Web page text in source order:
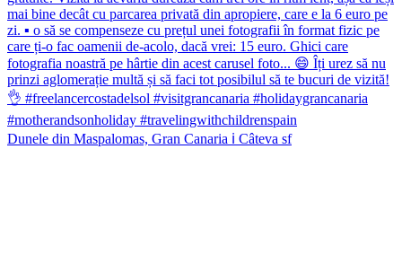
Dunele din Maspalomas, Gran Canaria ℹ️ Câteva sf